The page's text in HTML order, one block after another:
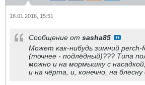
18.01.2016, 15:51
Сообщение от sasha85
Может как-нибудь зимний perch-
(точнее - подлёдный)??? Типа
можно и на мормышку с
и на чёрта, и, конечно, на блесну